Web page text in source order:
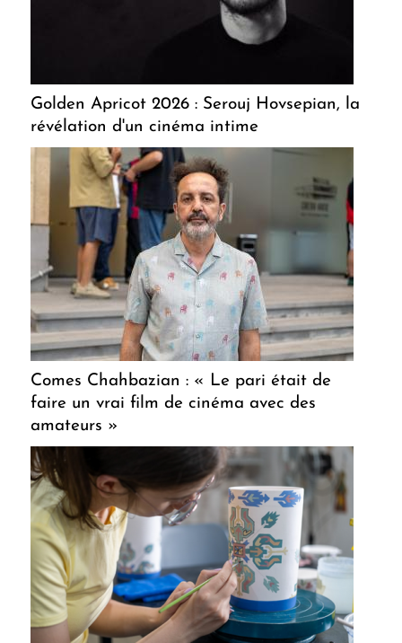
Golden Apricot 2026 : Serouj Hovsepian, la
révélation d'un cinéma intime
Comes Chahbazian : « Le pari était de
faire un vrai film de cinéma avec des
amateurs »